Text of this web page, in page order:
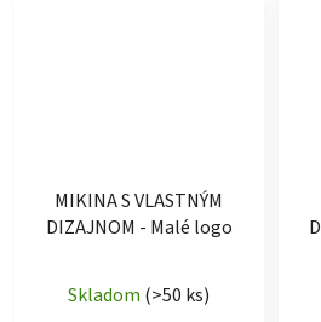
MIKINA S VLASTNÝM
DIZAJNOM - Malé logo
Skladom (>50 ks)